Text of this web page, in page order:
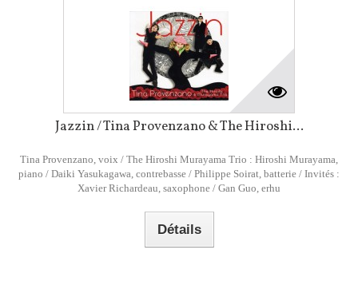
Jazzin / Tina Provenzano & The Hiroshi...
Tina Provenzano, voix / The Hiroshi Murayama Trio : Hiroshi Murayama,
piano / Daiki Yasukagawa, contrebasse / Philippe Soirat, batterie / Invités :
Xavier Richardeau, saxophone / Gan Guo, erhu
Détails